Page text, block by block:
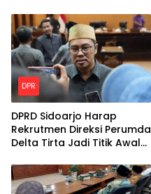
DPR
DPRD Sidoarjo Harap
Rekrutmen Direksi Perumda
Delta Tirta Jadi Titik Awal